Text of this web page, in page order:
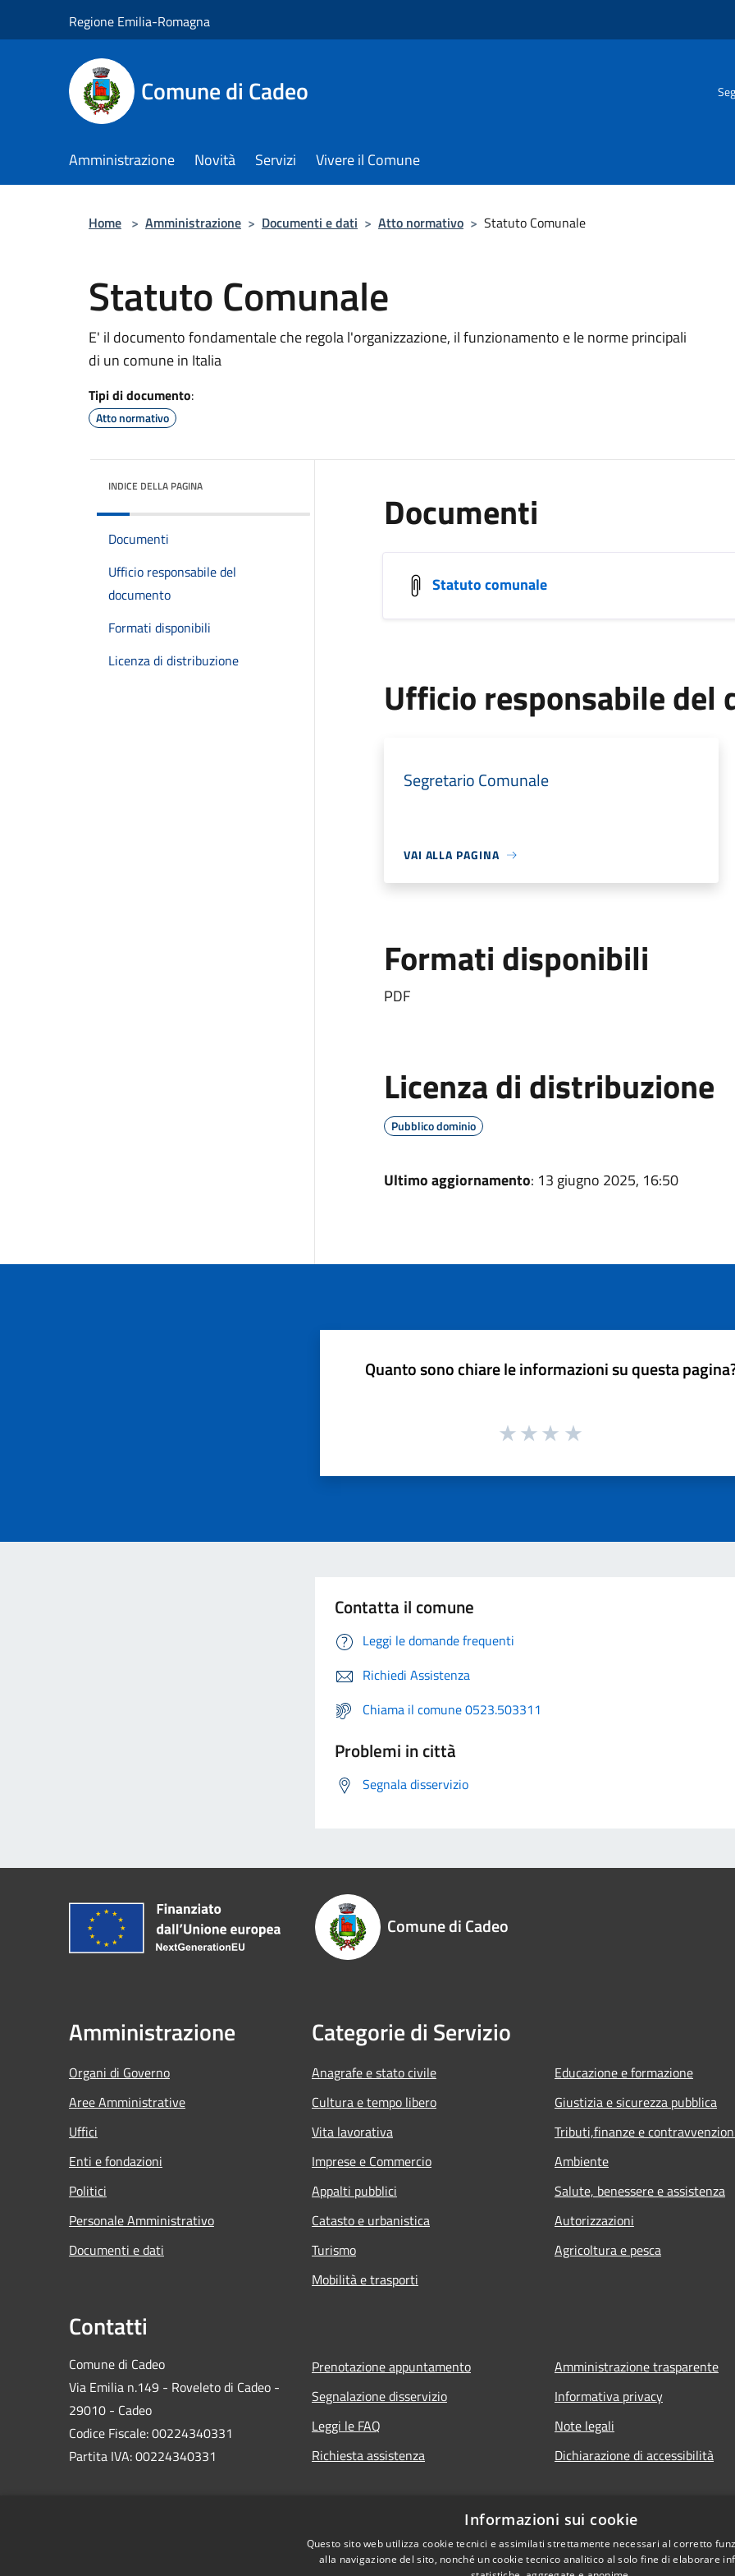
Regione Emilia-Romagna
Comune di Cadeo
Amministrazione Novità Servizi Vivere il Comune
Home > Amministrazione > Documenti e dati > Atto normativo > Statuto Comunale
Statuto Comunale
E' il documento fondamentale che regola l'organizzazione, il funzionamento e le norme principali
di un comune in Italia
Tipi di documento:
Atto normativo
INDICE DELLA PAGINA
Documenti
Ufficio responsabile del
documento
Formati disponibili
Licenza di distribuzione
Documenti
Statuto comunale
Ufficio responsabile del
Segretario Comunale
VAI ALLA PAGINA
Formati disponibili
PDF
Licenza di distribuzione
Pubblico dominio
Ultimo aggiornamento: 13 giugno 2025, 16:50
Quanto sono chiare le informazioni su questa
Contatta il comune
Leggi le domande frequenti
Richiedi Assistenza
Chiama il comune 0523.503311
Problemi in città
Segnala disservizio
Comune di Cadeo
Amministrazione
Organi di Governo
Aree Amministrative
Uffici
Enti e fondazioni
Politici
Personale Amministrativo
Documenti e dati
Categorie di Servizio
Anagrafe e stato civile
Cultura e tempo libero
Vita lavorativa
Imprese e Commercio
Appalti pubblici
Catasto e urbanistica
Turismo
Mobilità e trasporti
Educazione e formazione
Giustizia e sicurezza pubblica
Tributi,finanze e
Ambiente
Salute, benessere e assistenza
Autorizzazioni
Agricoltura e pesca
Contatti
Comune di Cadeo
Via Emilia n.149 - Roveleto di Cadeo -
29010 - Cadeo
Codice Fiscale: 00224340331
Partita IVA: 00224340331
Prenotazione appuntamento
Segnalazione disservizio
Leggi le FAQ
Richiesta assistenza
Amministrazione trasparente
Informativa privacy
Note legali
Dichiarazione di accessibilità
Informazioni sui cookie
Questo sito web utilizza cookie tecnici e assimilati strettamente necessari al corretto
alla navigazione del sito, nonché un cookie tecnico analitico al solo fine di elaborare